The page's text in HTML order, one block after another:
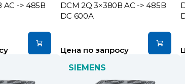
AC -> 485В
DCM 2Q 3×380В AC -> 485В
DC 600А
Цена по запросу
SIEMENS